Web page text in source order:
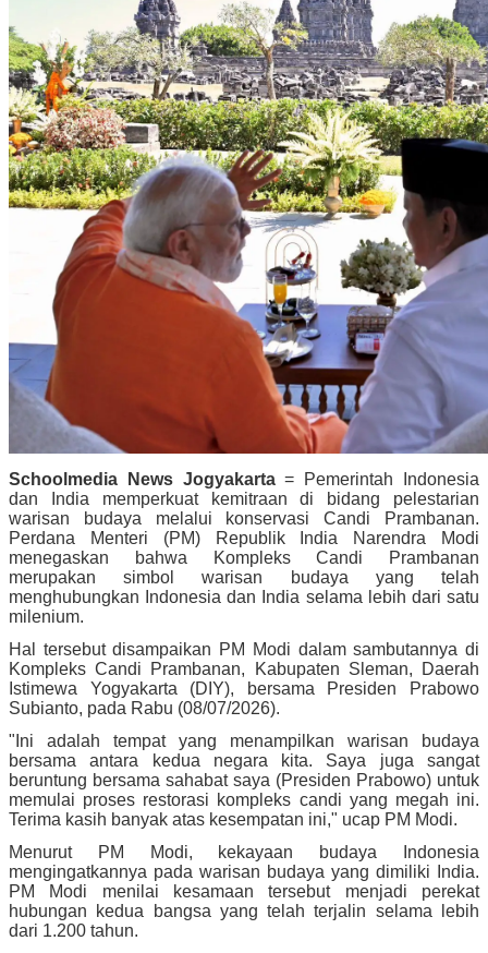
Schoolmedia News Jogyakarta= Pemerintah Indonesia
dan India memperkuat kemitraan di bidang pelestarian
warisan budaya melalui konservasi Candi Prambanan.
Perdana Menteri (PM) Republik India Narendra Modi
menegaskan bahwa Kompleks Candi Prambanan
merupakan simbol warisan budaya yang telah
menghubungkan Indonesia dan India selama lebih dari satu
milenium.
Hal tersebut disampaikan PM Modi dalam sambutannya di
Kompleks Candi Prambanan, Kabupaten Sleman, Daerah
Istimewa Yogyakarta (DIY), bersama Presiden Prabowo
Subianto, pada Rabu (08/07/2026).
"Ini adalah tempat yang menampilkan warisan budaya
bersama antara kedua negara kita. Saya juga sangat
beruntung bersama sahabat saya (Presiden Prabowo) untuk
memulai proses restorasi kompleks candi yang megah ini.
Terima kasih banyak atas kesempatan ini," ucap PM Modi.
Menurut PM Modi, kekayaan budaya Indonesia
mengingatkannya pada warisan budaya yang dimiliki India.
PM Modi menilai kesamaan tersebut menjadi perekat
hubungan kedua bangsa yang telah terjalin selama lebih
dari 1.200 tahun.